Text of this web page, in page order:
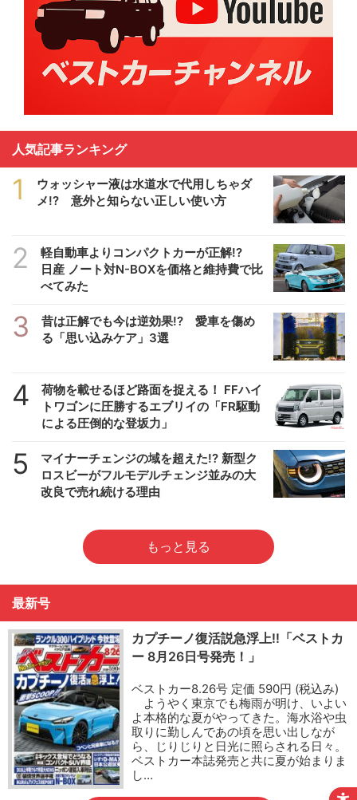
人気記事ランキング
1
ウォッシャー液は水道水で代用しちゃダ
メ!? 意外と知らない正しい使い方
2
軽自動車よりコンパクトカーが正解!?
日産 ノート対N-BOXを価格と維持費で比
べてみた
3
昔は正解でも今は逆効果!? 愛車を傷め
る「思い込みケア」3選
4
荷物を載せるほど路面を捉える！ FFハイ
トワゴンに圧勝するエブリイの「FR駆動
による圧倒的な登坂力」
5
マイナーチェンジの域を超えた!? 新型ク
ロスビーがフルモデルチェンジ並みの大
改良で売れ続ける理由
もっと見る
最新号
カプチーノ復活説急浮上!!「ベストカ
ー 8月26日号発売！」
ベストカー8.26号 定価 590円 (税込み)
ようやく東京でも梅雨が明け、いよい
よ本格的な夏がやってきた。海水浴や虫
取りに勤しんであの頃を思い出しなが
ら、じりじりと日光に照らされる日々。
ベストカー本誌発売と共に夏が始まりま
し…